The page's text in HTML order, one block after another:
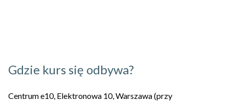
Gdzie kurs się odbywa?
Centrum e10, Elektronowa 10, Warszawa (przy